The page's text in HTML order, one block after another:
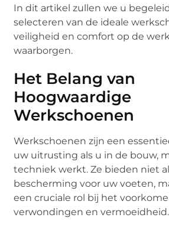
In dit artikel zullen we u
selecteren van de ideale
veiligheid en comfort op de
waarborgen.
Het Belang van
Hoogwaardige
Werkschoenen
Werkschoenen zijn een
uw uitrusting als u in de bouw,
techniek werkt. Ze bieden niet
bescherming voor uw voeten,
een cruciale rol bij het
verwondingen en vermoeidheid.